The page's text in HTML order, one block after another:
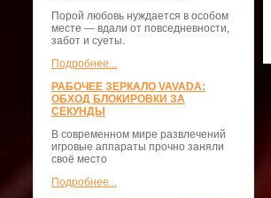
Порой любовь нуждается в особом
месте — вдали от повседневности,
забот и суеты.
Подробнее...
РАБОЧЕЕ ЗЕРКАЛО VAVADA:
ОБХОД БЛОКИРОВКИ ЗА
СЕКУНДЫ
В современном мире развлечений
игровые аппараты прочно заняли
своё место
Подробнее...